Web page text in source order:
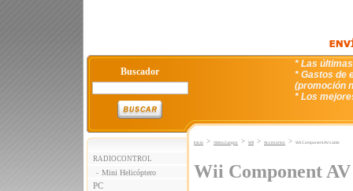
Buscador
* Las
* Gastos de
(promoción
* Los
RADIOCONTROL
- Mini Helicóptero
PC
Inicio > VideoJuegos > WII > Accesorios > Wii Component AV cable
Wii Component